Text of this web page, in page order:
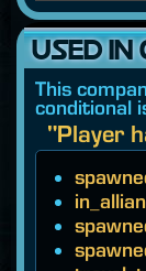
USED IN
This
conditional
"Player